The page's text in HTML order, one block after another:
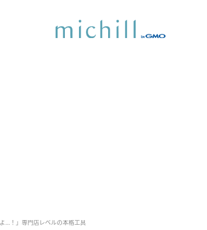
…！」専門店レベルの本格工具